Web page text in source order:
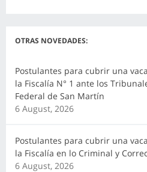
OTRAS NOVEDADES:
Postulantes para cubrir una
la Fiscalía N° 1 ante los
Federal de San Martín
6 August, 2026
Postulantes para cubrir una
la Fiscalía en lo Criminal y
6 August, 2026